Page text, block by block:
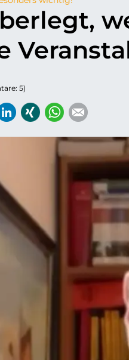
5)
LinkedIn
Xing WhatsApp